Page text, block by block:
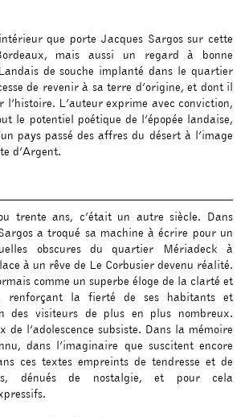
que porte Jacques Sargos sur cette
mais aussi un regard à bonne
de souche implanté dans le quartier
de revenir à sa terre d’origine, et dont il
L’auteur exprime avec conviction,
le potentiel poétique de l’épopée landaise,
pays passé des affres du désert à l’image
d’Argent.
trente ans, c’était un autre siècle. Dans
a troqué sa machine à écrire pour un
obscures du quartier Mériadeck à
à un rêve de Le Corbusier devenu réalité.
comme un superbe éloge de la clarté et
renforçant la fierté de ses habitants et
des visiteurs de plus en plus nombreux.
de l’adolescence subsiste. Dans la mémoire
dans l’imaginaire que suscitent encore
ces textes empreints de tendresse et de
dénués de nostalgie, et pour cela